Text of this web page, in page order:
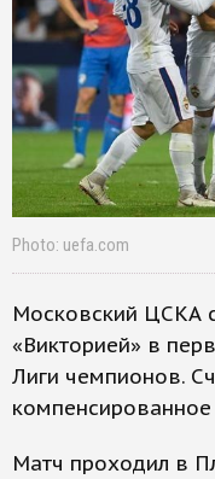
Photo: uefa.com
Московский ЦСКА
«Викторией» в
Лиги чемпионов.
Матч проходил в